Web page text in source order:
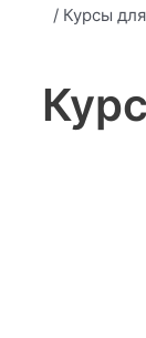
/ Курсы